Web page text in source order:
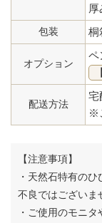
包装
桐
オプション
ペ
配送方法
宅
※
【注意事項】
・天然石特有の
不良ではございま
・ご使用のモニ